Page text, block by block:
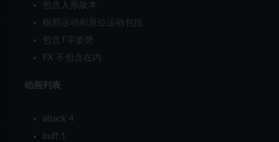
包含人形版本
根部运动和原位运动包括
包含T字姿势
FX 不包含在内
动画列表
attack 4
buff 1